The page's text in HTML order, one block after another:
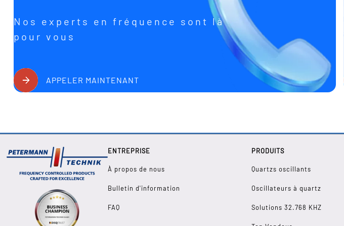
Nos experts en fréquence sont là
pour vous
APPELER MAINTENANT
ENTREPRISE
À propos de nous
Bulletin d'information
FAQ
PRODUITS
Quartzs oscillants
Oscillateurs à quartz
Solutions 32.768 KHZ